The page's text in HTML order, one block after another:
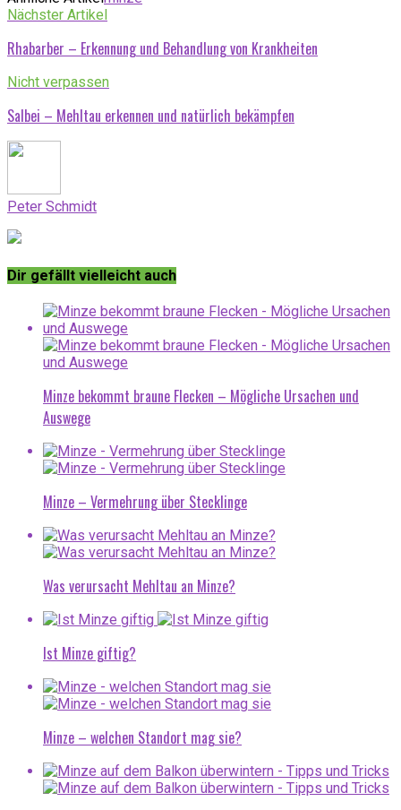
Nächster Artikel
Rhabarber – Erkennung und Behandlung von Krankheiten
Nicht verpassen
Salbei – Mehltau erkennen und natürlich bekämpfen
Peter Schmidt
Dir gefällt vielleicht auch
Minze bekommt braune Flecken – Mögliche Ursachen und
Auswege
Minze – Vermehrung über Stecklinge
Was verursacht Mehltau an Minze?
Ist Minze giftig?
Minze – welchen Standort mag sie?